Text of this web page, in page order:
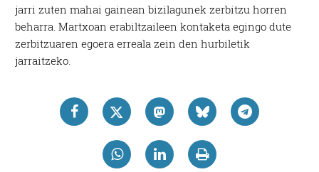
jarri zuten mahai gainean bizilagunek zerbitzu horren
beharra. Martxoan erabiltzaileen kontaketa egingo dute
zerbitzuaren egoera erreala zein den hurbiletik
jarraitzeko.